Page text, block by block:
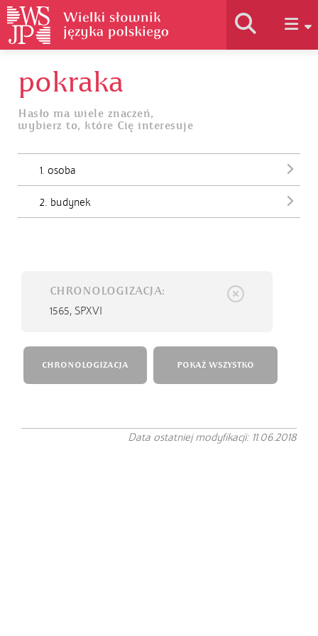
Historia słownika
Jak korzystać
pokraka
Hasło ma wiele znaczeń,
wybierz to, które Cię interesuje
1. osoba
2. budynek
CHRONOLOGIZACJA:
1565, SPXVI
CHRONOLOGIZACJA POKAŻ WSZYSTKO
Data ostatniej modyfikacji: 11.06.2018